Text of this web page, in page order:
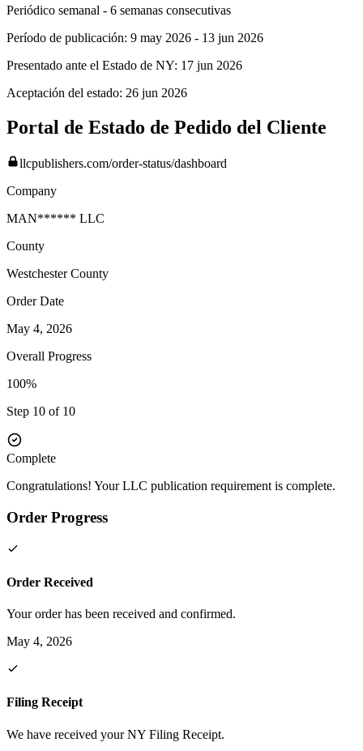
Periódico semanal - 6 semanas consecutivas
Período de publicación: 9 may 2026 - 13 jun 2026
Presentado ante el Estado de NY: 17 jun 2026
Aceptación del estado: 26 jun 2026
Portal de Estado de Pedido del Cliente
llcpublishers.com/order-status/dashboard
Company
MAN****** LLC
County
WestchesterCounty
Order Date
May 4, 2026
Overall Progress
100%
Step 10 of 10
Complete
Congratulations! Your LLC publication requirement is complete.
Order Progress
Order Received
Your order has been received and confirmed.
May 4, 2026
Filing Receipt
We have received your NY Filing Receipt.